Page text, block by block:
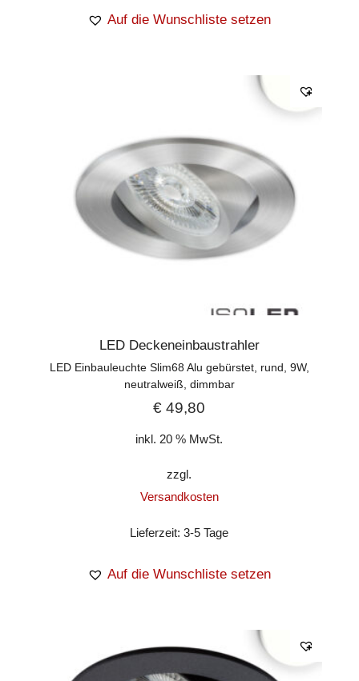
Auf die Wunschliste setzen
LED Deckeneinbaustrahler
LED Einbauleuchte Slim68 Alu gebürstet, rund, 9W,
neutralweiß, dimmbar
€ 49,80
inkl. 20 % MwSt.
zzgl.
Versandkosten
Lieferzeit:3-5 Tage
Auf die Wunschliste setzen